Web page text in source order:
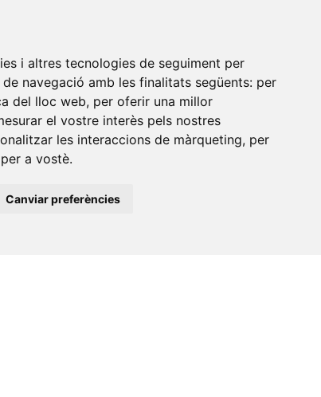
i altres tecnologies de seguiment per
navegació amb les finalitats següents: per
del lloc web, per oferir una millor
el vostre interès pels nostres
les interaccions de màrqueting, per
a vostè.
Canviar preferències